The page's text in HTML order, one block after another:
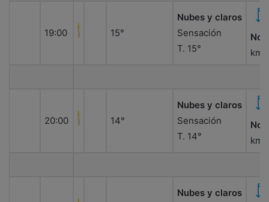
19:00 15°
Nubes y claros
Sensación
T. 15°
km/
20:00 14°
Nubes y claros
Sensación
T. 14°
km/
Nubes y claros